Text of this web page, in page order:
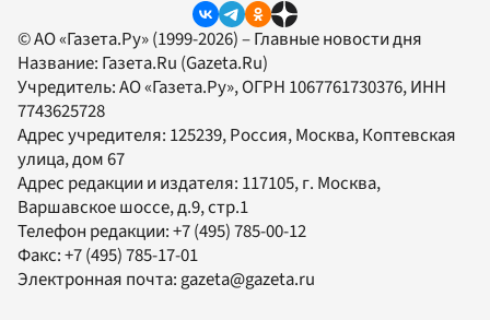
© АО «Газета.Ру» (1999-2026) – Главные новости дня
Название: Газета.Ru (Gazeta.Ru)
Учредитель:АО «Газета.Ру», ОГРН 1067761730376, ИНН
7743625728
Адрес учредителя: 125239, Россия, Москва, Коптевская
улица, дом 67
Адрес редакции и издателя: 117105, г. Москва,
Варшавское шоссе, д.9, стр.1
Телефон редакции:+7 (495) 785-00-12
Факс:+7 (495) 785-17-01
Электронная почта: gazeta@gazeta.ru